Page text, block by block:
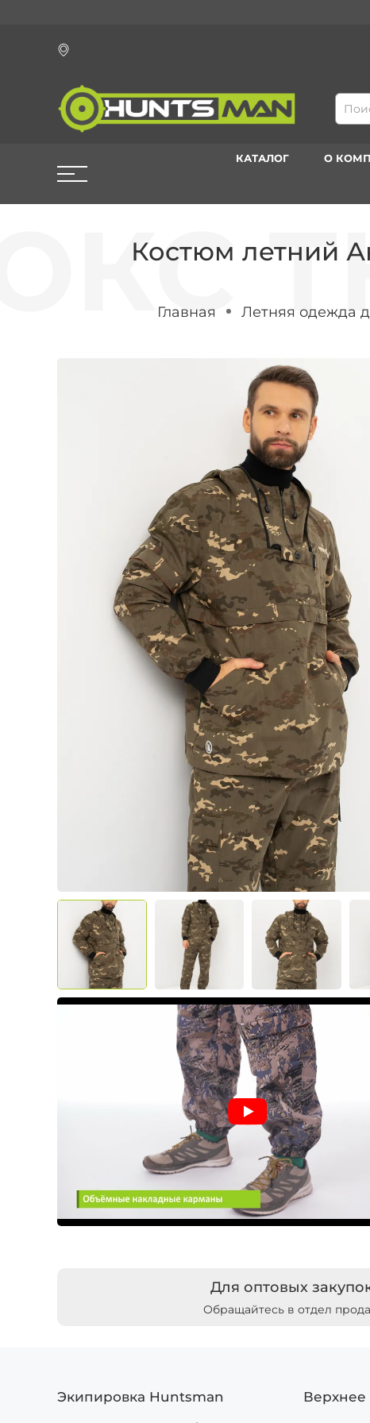
КАТАЛОГ О
Костюм летний
Главная Летняя одежда
Для оптовых
Обращайтесь в отдел
Экипировка Huntsman